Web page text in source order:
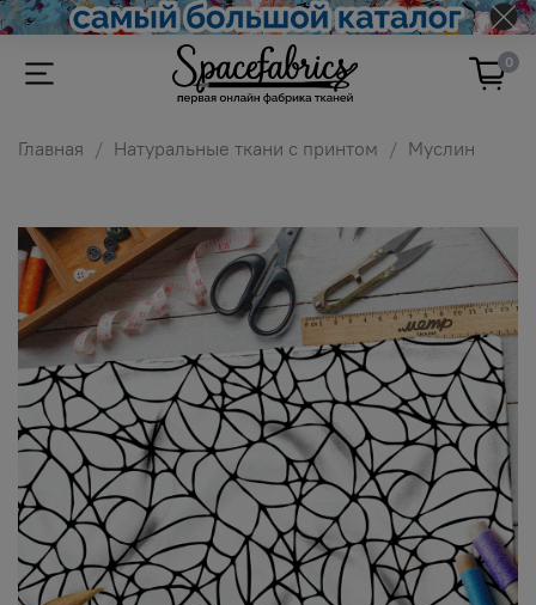
0
Главная Натуральные ткани с принтом Муслин